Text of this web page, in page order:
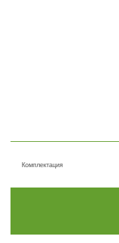
Комплектация